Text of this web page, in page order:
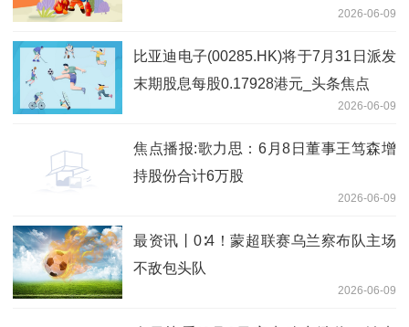
2026-06-09
比亚迪电子(00285.HK)将于7月31日派发
末期股息每股0.17928港元_头条焦点
2026-06-09
焦点播报:歌力思：6月8日董事王笃森增
持股份合计6万股
2026-06-09
最资讯丨0∶4！蒙超联赛乌兰察布队主场
不敌包头队
2026-06-09